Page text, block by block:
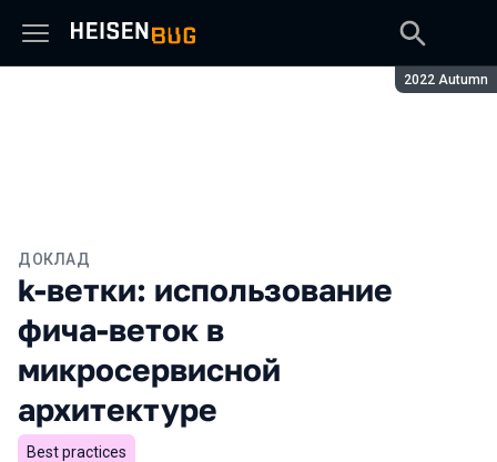
Сезон:
2022 Autumn
ДОКЛАД
k-ветки: использование
фича-веток в
микросервисной
архитектуре
Best practices